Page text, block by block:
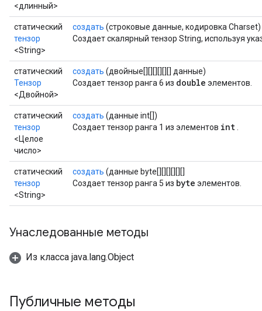
<длинный>
статический
тензор
<String>
создать (строковые данные, кодировка Charset)
Создает скалярный тензор String, используя
статический
Тензор
<Двойной>
создать (двойные[][][][][][] данные)
Создает тензор ранга 6 из double элементов.
статический
тензор
<Целое
число>
создать (данные int[])
Создает тензор ранга 1 из элементов int
статический
тензор
<String>
создать (данные byte[][][][][][]
Создает тензор ранга 5 из byte элементов.
Унаследованные методы
Из класса java.lang.Object
Публичные методы